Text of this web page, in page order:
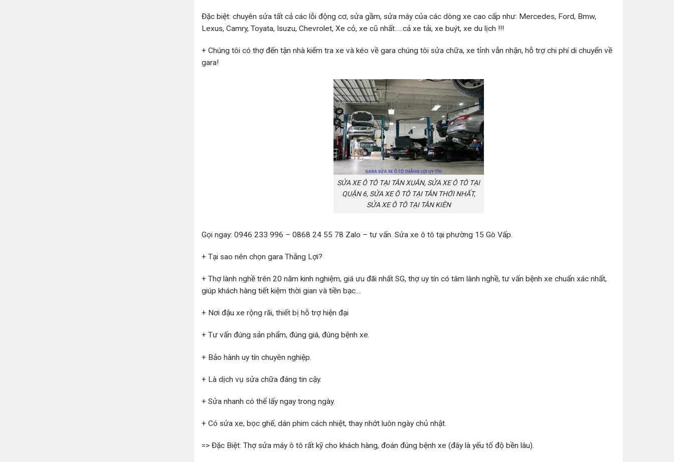
Đặc biệt: chuyên sửa tất cả các lỗi động cơ, sửa gầm, sửa máy của các dòng xe cao cấp như: Mercedes, Ford, Bmw,
Lexus, Camry, Toyata, Isuzu, Chevrolet, Xe cỏ, xe cũ nhất…..cả xe tải, xe buýt, xe du lịch !!!
+ Chúng tôi có thợ đến tận nhà kiểm tra xe và kéo về gara chúng tôi sửa chữa, xe tỉnh vẫn nhận, hỗ trợ chi phí di chuyển về
gara!
SỬA XE Ô TÔ TẠI TÂN XUÂN, SỬA XE Ô TÔ TẠI
QUẬN 6, SỬA XE Ô TÔ TẠI TÂN THỚI NHẤT,
SỬA XE Ô TÔ TẠI TÂN KIÊN
Gọi ngay: 0946 233 996 – 0868 24 55 78 Zalo – tư vấn. Sửa xe ô tô tại phường 15 Gò Vấp.
+ Tại sao nên chọn gara Thắng Lợi?
+ Thợ lành nghề trên 20 năm kinh nghiệm, giá ưu đãi nhất SG, thợ uy tín có tâm lành nghề, tư vấn bệnh xe chuẩn xác nhất,
giúp khách hàng tiết kiệm thời gian và tiền bạc…
+ Nơi đậu xe rộng rãi, thiết bị hỗ trợ hiện đại
+ Tư vấn đúng sản phẩm, đúng giá, đúng bệnh xe.
+ Bảo hành uy tín chuyên nghiệp.
+ Là dịch vụ sửa chữa đáng tin cậy.
+ Sửa nhanh có thể lấy ngay trong ngày.
+ Có sửa xe, bọc ghế, dán phim cách nhiệt, thay nhớt luôn ngày chủ nhật.
=> Đặc Biệt: Thợ sửa máy ô tô rất kỹ cho khách hàng, đoán đúng bệnh xe (đây là yếu tố độ bền lâu).